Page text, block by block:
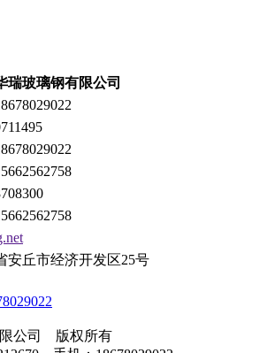
瑞玻璃钢有限公司
安丘市经济开发区25号
限公司 版权所有